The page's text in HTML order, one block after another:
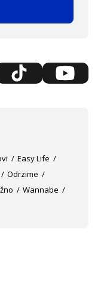
Easy Life
Odrzime
Wannabe